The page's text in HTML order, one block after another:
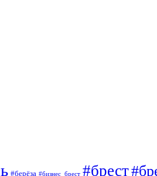
#берёза #бизнес_брест #брест